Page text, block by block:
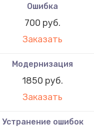
Ошибка
700 руб.
Заказать
Модернизация
1850 руб.
Заказать
Устранение ошибок